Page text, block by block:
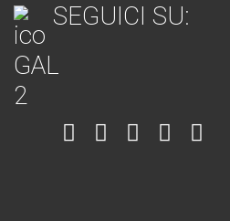
SEGUICI SU:
Item Item Item Item